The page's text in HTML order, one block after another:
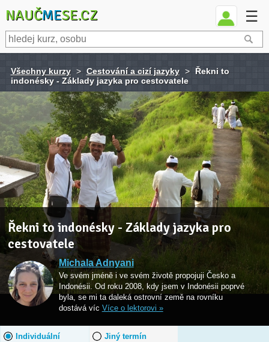
NAUČMESE.CZ ☰
Všechny kurzy > Cestování a cizí jazyky >
Řekni to
indonésky - Základy jazyka pro cestovatele
Řekni to indonésky - Základy jazyka pro
cestovatele
Michala Adnyani
Ve svém jméně i ve svém životě propojuji Česko a
Indonésii. Od roku 2008, kdy jsem v Indonésii poprvé
byla, se mi ta daleká ostrovní země na rovníku
dostává víc Více o lektorovi »
Individuální
Jiný termín